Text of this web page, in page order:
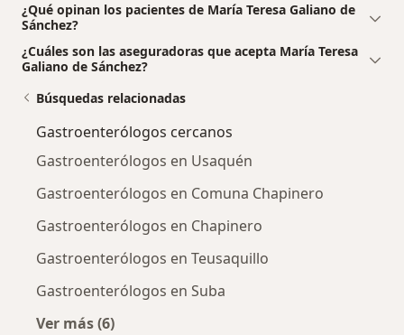
¿Qué opinan los pacientes de María Teresa Galiano de
Sánchez?
¿Cuáles son las aseguradoras que acepta María Teresa
Galiano de Sánchez?
Búsquedas relacionadas
Gastroenterólogos cercanos
Gastroenterólogos en Usaquén
Gastroenterólogos en Comuna Chapinero
Gastroenterólogos en Chapinero
Gastroenterólogos en Teusaquillo
Gastroenterólogos en Suba
Ver más (6)